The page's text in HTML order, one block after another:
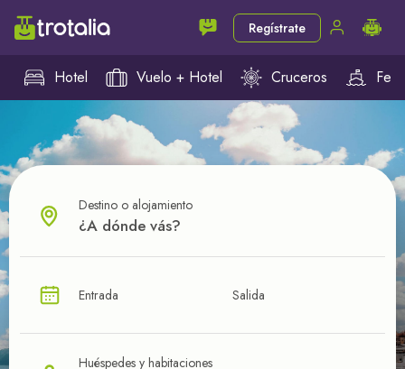
Regístrate
Hotel Vuelo + Hotel Cruceros
¿CUÁL VA A SER TU PRÓXIMO TROTE?
nuestras ofertas
Destino o alojamiento
Entrada Salida
Huéspedes y habitaciones